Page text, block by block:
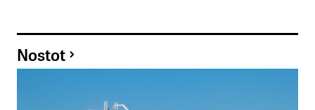
Nostot